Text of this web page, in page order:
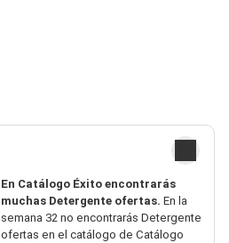
En Catálogo Éxito encontrarás
muchas Detergente ofertas. En la
semana 32 no encontrarás Detergente
ofertas en el catálogo de Catálogo